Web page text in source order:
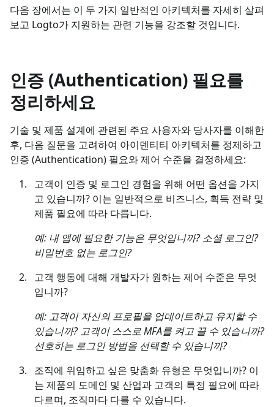
다음 장에서는 이 두 가지 일반적인 아키텍처를 자세히 살펴
보고 Logto가 지원하는 관련 기능을 강조할 것입니다.
인증 (Authentication) 필요를
정리하세요
기술 및 제품 설계에 관련된 주요 사용자와 당사자를 이해한
후, 다음 질문을 고려하여 아이덴티티 아키텍처를 정제하고
인증 (Authentication) 필요와 제어 수준을 결정하세요:
고객이 인증 및 로그인 경험을 위해 어떤 옵션을 가지
고 있습니까? 이는 일반적으로 비즈니스, 획득 전략 및
제품 필요에 따라 다릅니다.
예: 내 앱에 필요한 기능은 무엇입니까? 소셜 로그인?
비밀번호 없는 로그인?
고객 행동에 대해 개발자가 원하는 제어 수준은 무엇
입니까?
예: 고객이 자신의 프로필을 업데이트하고 유지할 수
있습니까? 고객이 스스로 MFA를 켜고 끌 수 있습니까?
선호하는 로그인 방법을 선택할 수 있습니까?
조직에 위임하고 싶은 맞춤화 유형은 무엇입니까? 이
는 제품의 도메인 및 산업과 고객의 특정 필요에 따라
다르며, 조직마다 다를 수 있습니다.